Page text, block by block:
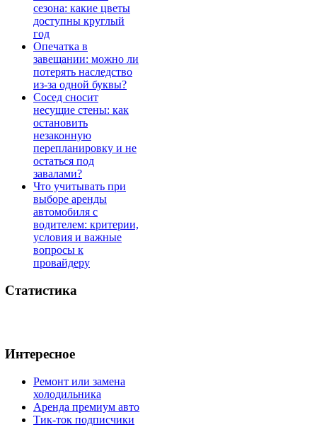
сезона: какие цветы
доступны круглый
год
Опечатка в
завещании: можно ли
потерять наследство
из-за одной буквы?
Сосед сносит
несущие стены: как
остановить
незаконную
перепланировку и не
остаться под
завалами?
Что учитывать при
выборе аренды
автомобиля с
водителем: критерии,
условия и важные
вопросы к
провайдеру
Статистика
Интересное
Ремонт или замена
холодильника
Аренда премиум авто
Тик-ток подписчики